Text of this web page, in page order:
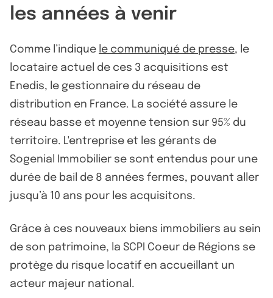
les années à venir
Comme l’indique le communiqué de presse, le
locataire actuel de ces 3 acquisitions est
Enedis, le gestionnaire du réseau de
distribution en France. La société assure le
réseau basse et moyenne tension sur 95% du
territoire. L'entreprise et les gérants de
Sogenial Immobilier se sont entendus pour une
durée de bail de 8 années fermes, pouvant aller
jusqu’à 10 ans pour les acquisitons.
Grâce à ces nouveaux biens immobiliers au sein
de son patrimoine, la SCPI Coeur de Régions se
protège du risque locatif en accueillant un
acteur majeur national.